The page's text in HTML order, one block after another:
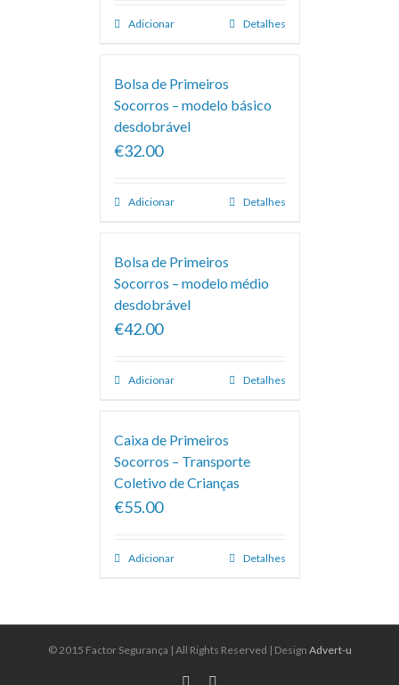
Adicionar Detalhes
Bolsa de Primeiros
Socorros – modelo básico
desdobrável
€32.00
Adicionar Detalhes
Bolsa de Primeiros
Socorros – modelo médio
desdobrável
€42.00
Adicionar Detalhes
Caixa de Primeiros
Socorros – Transporte
Coletivo de Crianças
€55.00
Adicionar Detalhes
© 2015 Factor Segurança | All Rights Reserved | Design Advert-u